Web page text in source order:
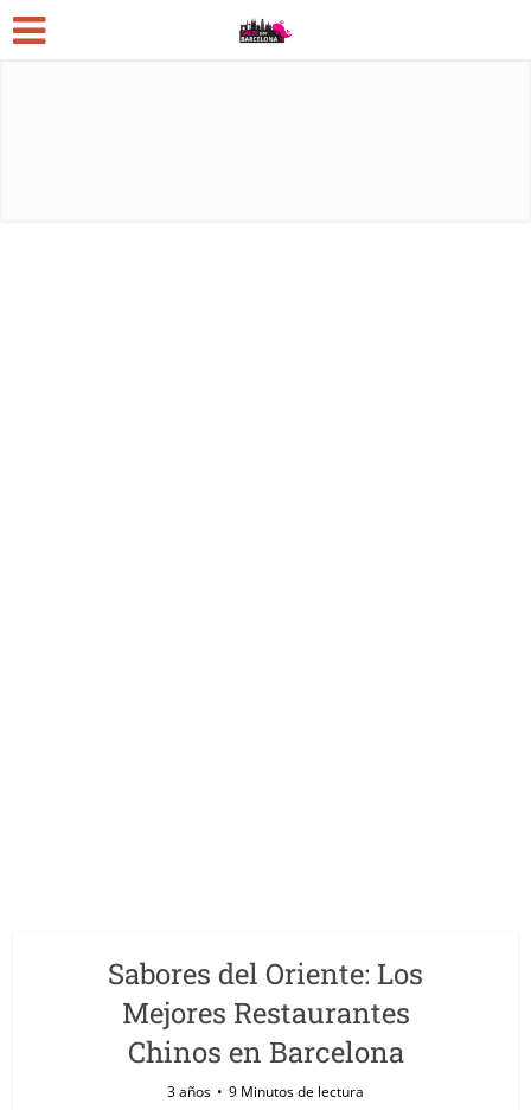
Sabores del Oriente: Los
Mejores Restaurantes
Chinos en Barcelona
3 años 9 Minutos de lectura